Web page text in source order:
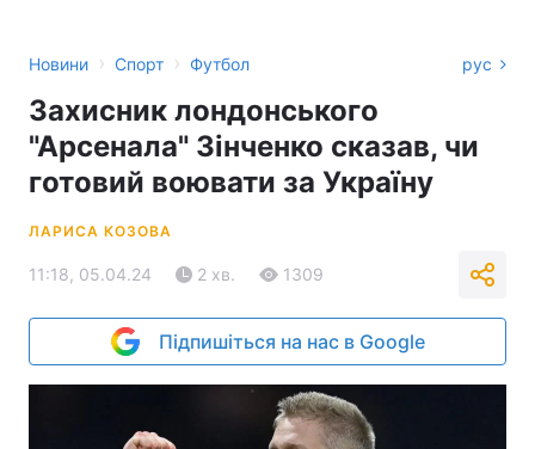
Новини › Спорт › Футбол рус
Захисник лондонського
"Арсенала" Зінченко сказав, чи
готовий воювати за Україну
ЛАРИСА КОЗОВА
11:18, 05.04.24 2 хв. 1309
Підпишіться на нас в Google